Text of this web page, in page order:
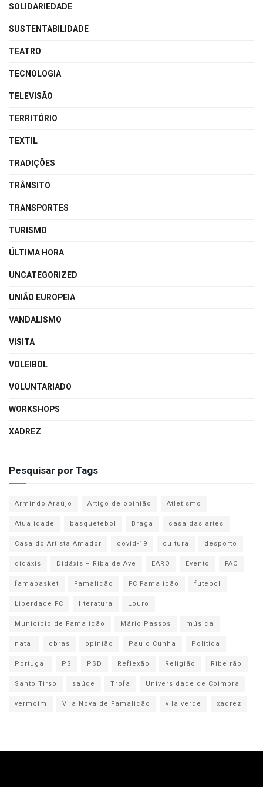
SOLIDARIEDADE
SUSTENTABILIDADE
TEATRO
TECNOLOGIA
TELEVISÃO
TERRITÓRIO
TEXTIL
TRADIÇÕES
TRÂNSITO
TRANSPORTES
TURISMO
ÚLTIMA HORA
UNCATEGORIZED
UNIÃO EUROPEIA
VANDALISMO
VISITA
VOLEIBOL
VOLUNTARIADO
WORKSHOPS
XADREZ
Pesquisar por Tags
Armindo Araújo Artigo de opinião
Atletismo
Atualidade
basquetebol Braga
casa das artes
Casa do Artista Amador
covid-19 cultura
desporto
didáxis
Didáxis – Riba de Ave EARO Evento
FAC
famabasket
Famalicão FC Famalicão
futebol
Liberdade FC
literatura
Louro
Município de Famalicão
Mário Passos
música
natal
obras opinião Paulo Cunha
Politica
Portugal
PS PSD Reflexão Religião
Ribeirão
Santo Tirso
saúde Trofa
Universidade de Coimbra
vermoim
Vila Nova de Famalicão vila verde xadrez